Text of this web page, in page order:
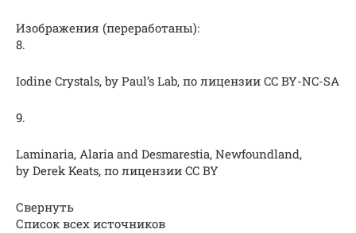
Изображения (переработаны):
8.
Iodine Crystals, by Paul’s Lab, по лицензии CC BY-NC-SA
9.
Laminaria, Alaria and Desmarestia, Newfoundland,
by Derek Keats, по лицензии CC BY
Свернуть
Список всех источников